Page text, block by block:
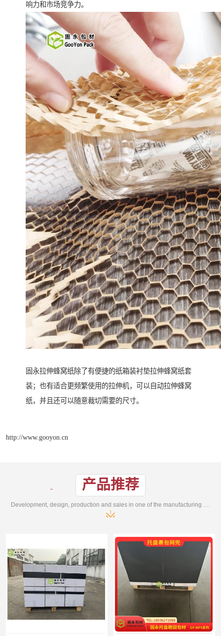
响力和市场竞争力。
固永拉伸蜂窝纸除了有便捷的纸箱装衬垫拉伸蜂窝纸套
装；也有适合更频繁使用的拉伸机，可以自动拉伸蜂窝
纸，并且还可以随意裁切需要的尺寸。
http://www.gooyon.cn
产品推荐
Development, design, production and sales in one of the manufacturing enterprises